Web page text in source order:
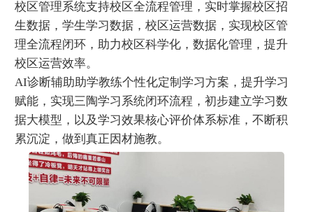
校区管理系统支持校区全流程管理，实时掌握校区招
生数据，学生学习数据，校区运营数据，实现校区管
理全流程闭环，助力校区科学化，数据化管理，提升
校区运营效率。
AI诊断辅助助学教练个性化定制学习方案，提升学习
赋能，实现三陶学习系统闭环流程，初步建立学习数
据大模型，以及学习效果核心评价体系标准，不断积
累沉淀，做到真正因材施教。